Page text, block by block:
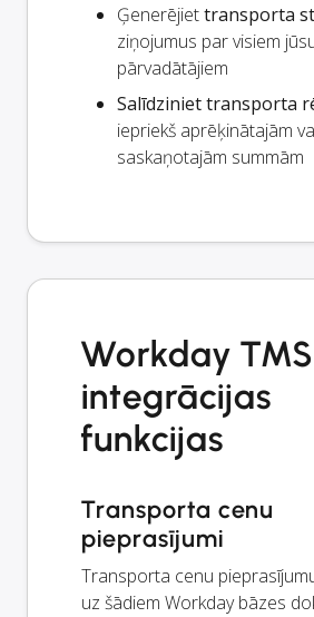
Ģenerējiettransporta
ziņojumus par visiem
pārvadātājiem
Salīdziniet transporta
iepriekš aprēķinātajām
saskaņotajām summām
Workday TMS
integrācijas
funkcijas
Transporta cenu
pieprasījumi
Transporta cenu
uz šādiem Workday bāzes